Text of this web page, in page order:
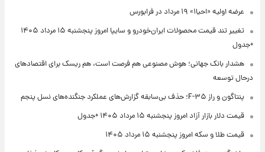
عرضه اولیه «احیا۱» ۱۹ مرداد در فرابورس
تغییر تند قیمت محصولات ایران‌خودرو و سایپا امروز پنجشنبه ۱۵ مرداد ۱۴۰۵
+جدول
هشدار بانک جهانی؛ هوش مصنوعی هم فرصت است، هم ریسک برای اقتصادهای
درحال توسعه
پنتاگون و راز F-۳۵؛ حذف بی‌سابقه گزارش‌های عملکرد جنگنده‌های نسل پنجم
قیمت دلار بازار آزاد امروز پنجشنبه ۱۵ مرداد ۱۴۰۵ +جدول
قیمت طلا و سکه امروز پنجشنبه ۱۵ مرداد ۱۴۰۵